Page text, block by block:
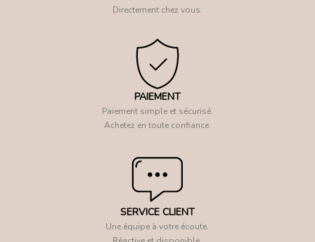
Directement chez vous.
PAIEMENT
Paiement simple et sécurisé.
Achetez en toute confiance.
SERVICE CLIENT
Une équipe à votre écoute.